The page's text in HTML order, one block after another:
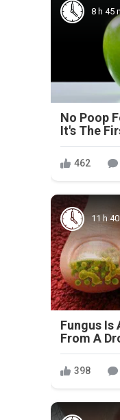
8 h 45
No Poop
It's The
462
11 h
Fungus Is
From A
398